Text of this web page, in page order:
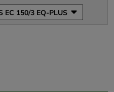
EC 150/3 EQ-PLUS